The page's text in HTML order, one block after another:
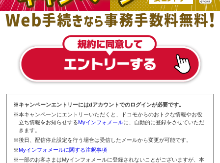
※キャンペーンエントリーにはdアカウントでのログインが必要です。
※本キャンペーンにエントリーいただくと、ドコモからのおトクな情報やお役
立ち情報をお知らせするMyインフォメールに、自動的に登録をさせていただ
きます。
※後日、配信停止設定を行う場合は受信したメールから変更が可能です。
※Myインフォメールに関する注釈事項
※一部のお客さまはMyインフォメールに登録されないことがございますが、本